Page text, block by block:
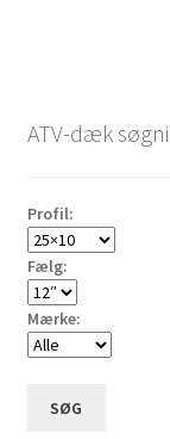
ATV-dæk
Profil:
Fælg:
Mærke:
SØG